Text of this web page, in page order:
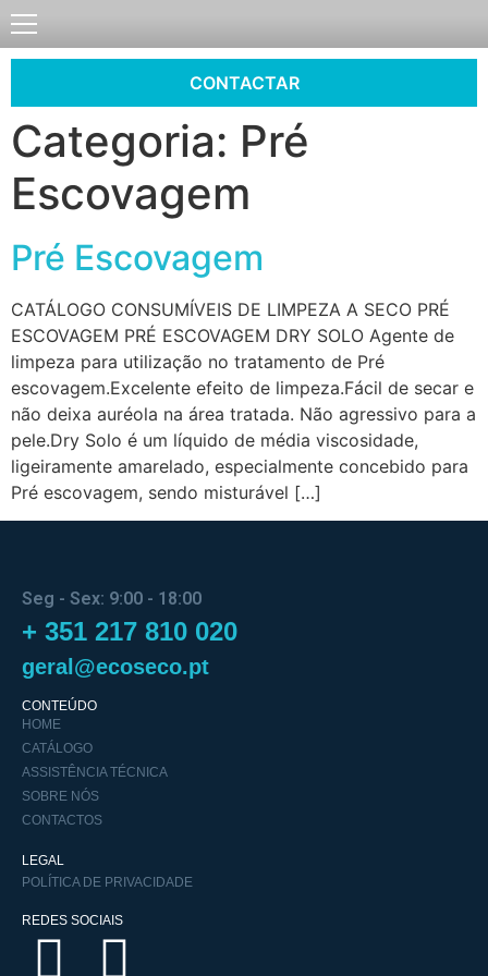
CONTACTAR
Categoria: Pré
Escovagem
Pré Escovagem
CATÁLOGO CONSUMÍVEIS DE LIMPEZA A SECO PRÉ
ESCOVAGEM PRÉ ESCOVAGEM DRY SOLO Agente de
limpeza para utilização no tratamento de Pré
escovagem.Excelente efeito de limpeza.Fácil de secar e
não deixa auréola na área tratada. Não agressivo para a
pele.Dry Solo é um líquido de média viscosidade,
ligeiramente amarelado, especialmente concebido para
Pré escovagem, sendo misturável […]
Seg - Sex: 9:00 - 18:00
+ 351 217 810 020
geral@ecoseco.pt
CONTEÚDO
HOME
CATÁLOGO
ASSISTÊNCIA TÉCNICA
SOBRE NÓS
CONTACTOS
LEGAL
POLÍTICA DE PRIVACIDADE
REDES SOCIAIS